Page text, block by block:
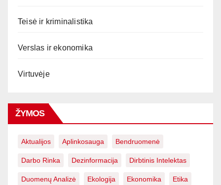
Teisė ir kriminalistika
Verslas ir ekonomika
Virtuvėje
ŽYMOS
Aktualijos Aplinkosauga Bendruomenė
Darbo Rinka Dezinformacija Dirbtinis Intelektas
Duomenų Analizė Ekologija Ekonomika Etika